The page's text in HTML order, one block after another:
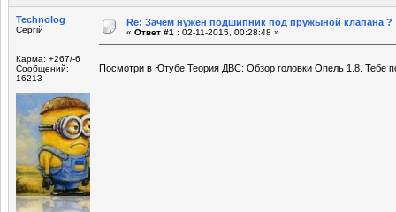
Technolog
Сергій
Карма: +267/-6
Сообщений:
16213
Re: Зачем нужен подшипник под пружыной клапана ?
« Ответ #1 : 02-11-2015, 00:28:48 »
Посмотри в Ютубе Теория ДВС: Обзор головки Опель 1.8. Тебе